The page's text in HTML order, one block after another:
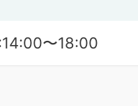
〜18:00